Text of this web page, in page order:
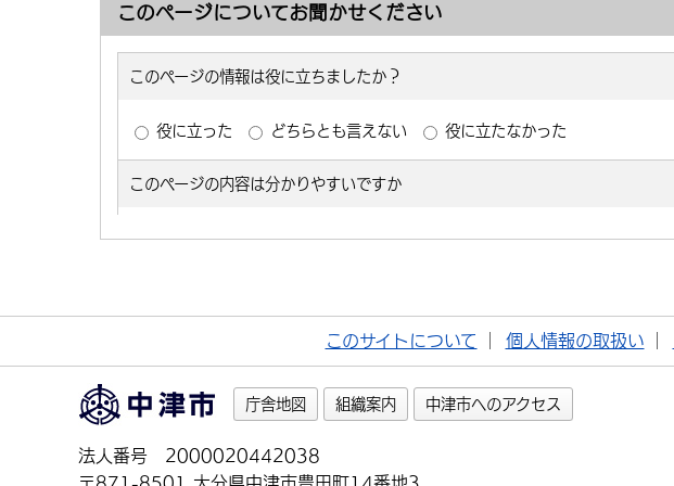
このページについてお聞かせください
このサイトについて 個人情報の取扱い
庁舎地図 組織案内 中津市へのアクセス
法人番号 2000020442038